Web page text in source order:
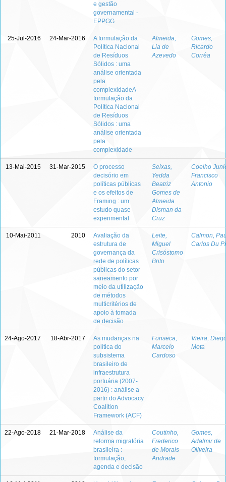
e gestão
governamental -
EPPGG
25-Jul-2016 24-Mar-2016
A formulação da
Política Nacional
de Resíduos
Sólidos : uma
análise orientada
pela
complexidadeA
formulação da
Política Nacional
de Resíduos
Sólidos : uma
análise orientada
pela
complexidade
Almeida,
Lia de
Azevedo
Gomes,
Ricardo
Corrêa
13-Mai-2015 31-Mar-2015
O processo
decisório em
políticas públicas
e os efeitos de
Framing : um
estudo quase-
experimental
Seixas,
Yedda
Beatriz
Gomes de
Almeida
Disman da
Cruz
Coelho
Francisco
Antonio
10-Mai-2011 2010
Avaliação da
estrutura de
governança da
rede de políticas
públicas do setor
saneamento por
meio da utilização
de métodos
multicritérios de
apoio à tomada
de decisão
Leite,
Miguel
Crisóstomo
Brito
Calmon,
Carlos Du
24-Ago-2017 18-Abr-2017
As mudanças na
política do
subsistema
brasileiro de
infraestrutura
portuária (2007-
2016) : análise a
partir do Advocacy
Coalition
Framework (ACF)
Fonseca,
Marcelo
Cardoso
Vieira,
Mota
22-Ago-2018 21-Mar-2018
Análise da
reforma migratória
brasileira :
formulação,
agenda e decisão
Coutinho,
Frederico
de Morais
Andrade
Gomes,
Adalmir de
Oliveira